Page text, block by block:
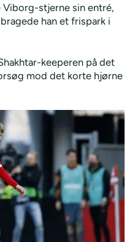
stjerne sin entré,
han et frispark i
keeperen på det
mod det korte hjørne